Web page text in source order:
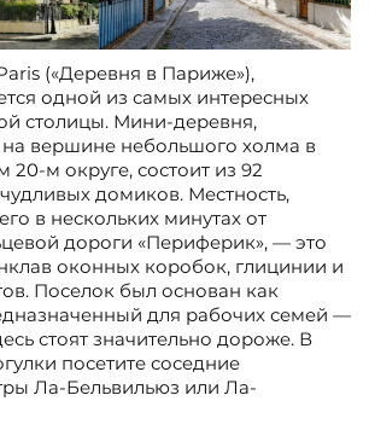
(«Деревня в Париже»),
одной из самых интересных
столицы. Мини-деревня,
вершине небольшого холма в
20-м округе, состоит из 92
домиков. Местность,
в нескольких минутах от
дороги «Периферик», — это
оконных коробок, глицинии и
Поселок был основан как
для рабочих семей —
стоят значительно дороже. В
посетите соседние
Ла-Бельвильюз или Ла-